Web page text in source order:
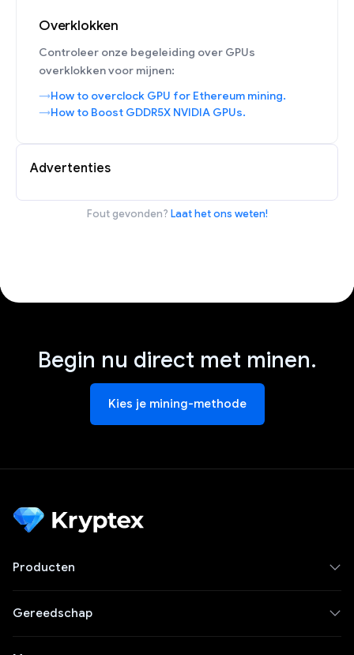
Overklokken
Controleer onze begeleiding over GPUs
overklokken voor mijnen:
How to overclock GPU for Ethereum mining.
How to Boost GDDR5X NVIDIA GPUs.
Advertenties
Fout gevonden? Laat het ons weten!
Begin nu direct met minen.
Kies je mining-methode
Producten
Gereedschap